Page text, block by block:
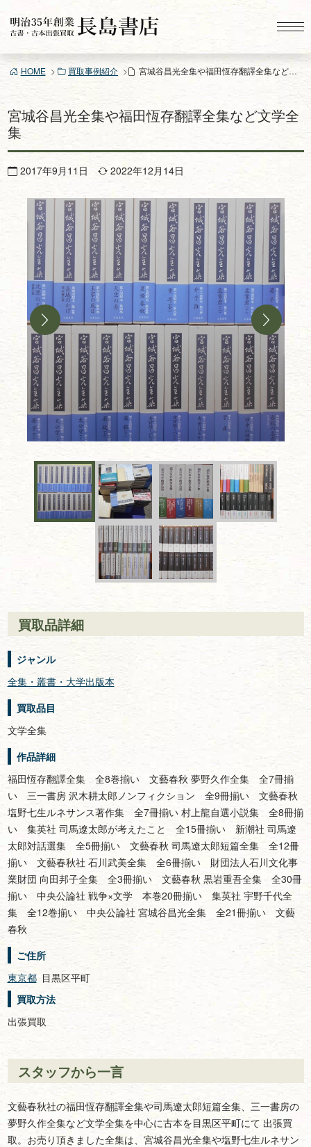
ン
ツ
ス
ッ
HOME 買取事例紹介 宮城谷昌光全集や福田恆存翻譯全集など文学全集
宮城谷昌光全集や福田恆存翻譯全集など文学全
集
2017年9月11日 2022年12月14日
買取品詳細
ジャンル
全集・叢書・大学出版本
買取品目
文学全集
作品詳細
福田恆存翻譯全集 全8巻揃い 文藝春秋 夢野久作全集 全7冊揃
い 三一書房 沢木耕太郎ノンフィクション 全9冊揃い 文藝春秋
塩野七生ルネサンス著作集 全7冊揃い 村上龍自選小説集 全8冊揃
い 集英社 司馬遼太郎が考えたこと 全15冊揃い 新潮社 司馬遼
太郎対話選集 全5冊揃い 文藝春秋 司馬遼太郎短篇全集 全12冊
揃い 文藝春秋社 石川武美全集 全6冊揃い 財団法人石川文化事
業財団 向田邦子全集 全3冊揃い 文藝春秋 黒岩重吾全集 全30冊
揃い 中央公論社 戦争×文学 本巻20冊揃い 集英社 宇野千代全
集 全12巻揃い 中央公論社 宮城谷昌光全集 全21冊揃い 文藝
春秋
ご住所
東京都 目黒区平町
買取方法
出張買取
スタッフから一言
文藝春秋社の福田恆存翻譯全集や司馬遼太郎短篇全集、三一書房の
夢野久作全集など文学全集を中心に古本を目黒区平町にて 出張買
取。お売り頂きました全集は、宮城谷昌光全集や塩野七生ルネサン